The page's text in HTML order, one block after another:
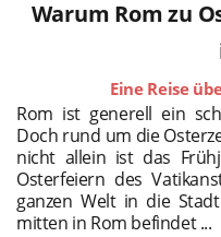
Warum Rom zu
Eine Reise
Rom ist generell ein
Doch rund um die
nicht allein ist das
Osterfeiern des
ganzen Welt in die
mitten in Rom befindet ...